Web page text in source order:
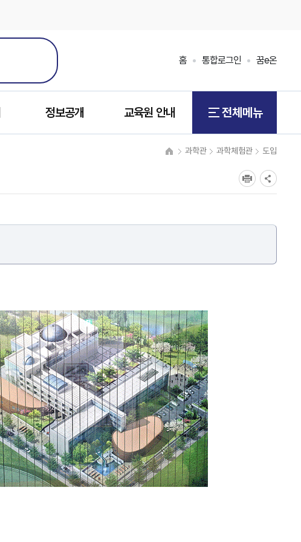
홈 통합로그인 꿈e온
정보공개 교육원 안내 전체메뉴
과학관 과학체험관 도입